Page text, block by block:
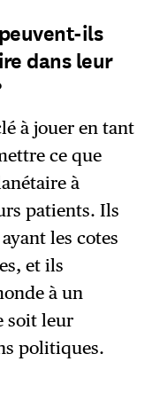
ils
dans leur
à jouer en tant
ce que
à
patients. Ils
les cotes
et ils
à un
soit leur
politiques.